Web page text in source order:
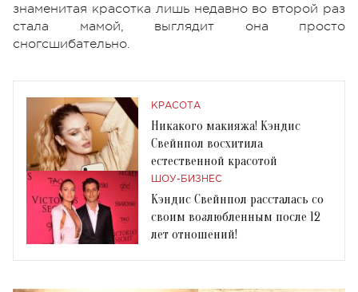
знаменитая красотка лишь недавно во второй раз
стала мамой, выглядит она просто
сногсшибательно.
КРАСОТА
Никакого макияжа! Кэндис
Свейнпол восхитила
естественной красотой
ШОУ-БИЗНЕС
Кэндис Свейнпол рассталась со
своим возлюбленным после 12
лет отношений!